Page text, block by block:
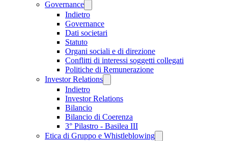
Governance
Indietro
Governance
Dati societari
Statuto
Organi sociali e di direzione
Conflitti di interessi soggetti collegati
Politiche di Remunerazione
Investor Relations
Indietro
Investor Relations
Bilancio
Bilancio di Coerenza
3° Pilastro - Basilea III
Etica di Gruppo e Whistleblowing